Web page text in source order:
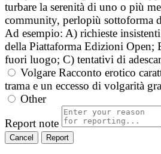
turbare la serenità di uno o più
community, perlopiù sottoforma
Ad esempio: A) richieste
della Piattaforma Edizioni Open;
fuori luogo; C) tentativi di
Volgare Racconto erotico
trama e un eccesso di volgarità
Other
Report note
Report